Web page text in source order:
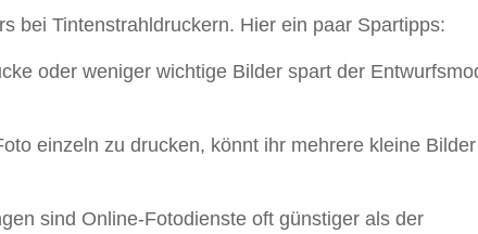
bei Tintenstrahldruckern. Hier ein paar Spartipps:
oder weniger wichtige Bilder spart der
einzeln zu drucken, könnt ihr mehrere kleine
sind Online-Fotodienste oft günstiger als der